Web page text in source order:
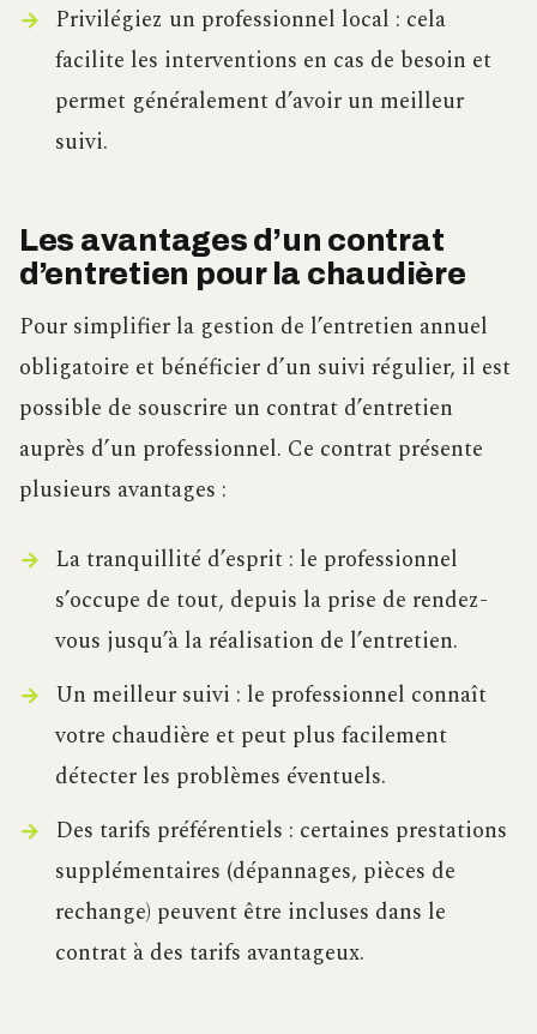
Privilégiez un professionnel local : cela
facilite les interventions en cas de besoin et
permet généralement d’avoir un meilleur
suivi.
Les avantages d’un contrat
d’entretien pour la chaudière
Pour simplifier la gestion de l’entretien annuel
obligatoire et bénéficier d’un suivi régulier, il est
possible de souscrire un contrat d’entretien
auprès d’un professionnel. Ce contrat présente
plusieurs avantages :
La tranquillité d’esprit : le professionnel
s’occupe de tout, depuis la prise de rendez-
vous jusqu’à la réalisation de l’entretien.
Un meilleur suivi : le professionnel connaît
votre chaudière et peut plus facilement
détecter les problèmes éventuels.
Des tarifs préférentiels : certaines prestations
supplémentaires (dépannages, pièces de
rechange) peuvent être incluses dans le
contrat à des tarifs avantageux.